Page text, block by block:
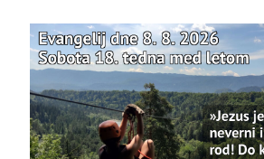
Photo
View on Facebook · Share
Bazilika Matere Usmiljenja
status.
1 years ago